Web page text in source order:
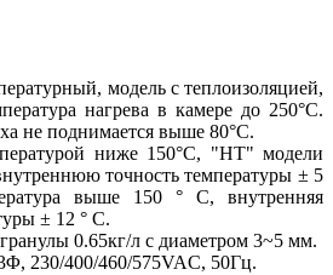
модель с теплоизоляцией,
нагрева в камере до 250°C.
не поднимается выше 80°C.
ниже 150°C, "HT" модели
точность температуры ± 5
выше 150 ° C, внутренняя
± 12 ° C.
0.65кг/л с диаметром 3~5 мм.
230/400/460/575VAC, 50Гц.